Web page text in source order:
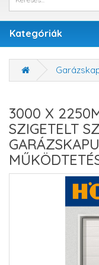
Kategóriák
3000 X
SZIGETELT